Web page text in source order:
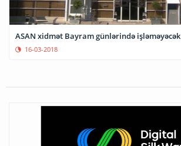
ASAN xidmət Bayram günlərində işləməyəcək
16-03-2018